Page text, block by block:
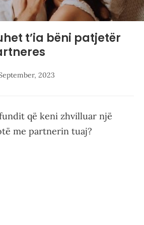
t’ia bëni patjetër
2023
që keni zhvilluar një
me partnerin tuaj?